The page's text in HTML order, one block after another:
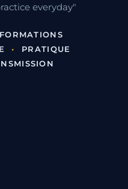
everyday"
FORMATIONS
•
PRATIQUE